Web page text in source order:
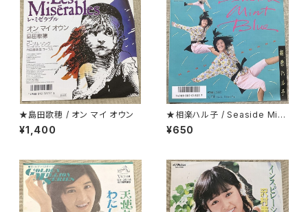
★島田歌穂 / オン マイ オウン
¥1,400
★相楽ハル子 / Seaside Mint
Blue
¥650